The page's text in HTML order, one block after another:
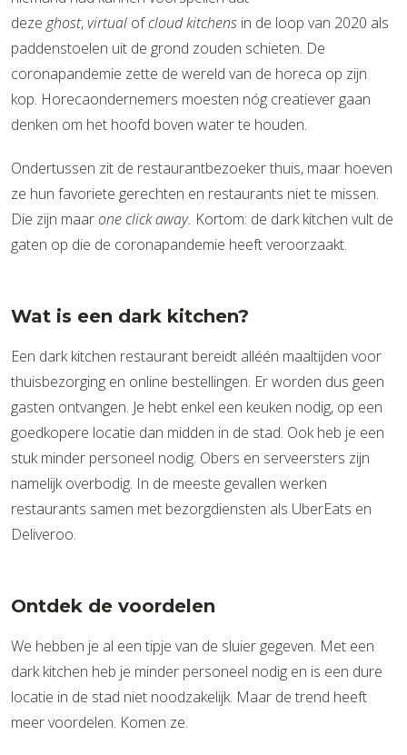
deze ghost,virtual ofcloud kitchens in de loop van 2020 als
paddenstoelen uit de grond zouden schieten. De
coronapandemie zette de wereld van de horeca op zijn
kop. Horecaondernemers moesten nóg creatiever gaan
denken om het hoofd boven water te houden.
Ondertussen zit de restaurantbezoeker thuis, maar hoeven
ze hun favoriete gerechten en restaurants niet te missen.
Die zijn maarone click away. Kortom: de dark kitchen vult de
gaten op die de coronapandemie heeft veroorzaakt.
Wat is een dark kitchen?
Een dark kitchen restaurant bereidt alléén maaltijden voor
thuisbezorging en online bestellingen. Er worden dus geen
gasten ontvangen. Je hebt enkel een keuken nodig, op een
goedkopere locatie dan midden in de stad. Ook heb je een
stuk minder personeel nodig. Obers en serveersters zijn
namelijk overbodig. In de meeste gevallen werken
restaurants samen met bezorgdiensten als UberEats en
Deliveroo.
Ontdek de voordelen
We hebben je al een tipje van de sluier gegeven. Met een
dark kitchen heb je minder personeel nodig en is een dure
locatie in de stad niet noodzakelijk. Maar de trend heeft
meer voordelen. Komen ze.